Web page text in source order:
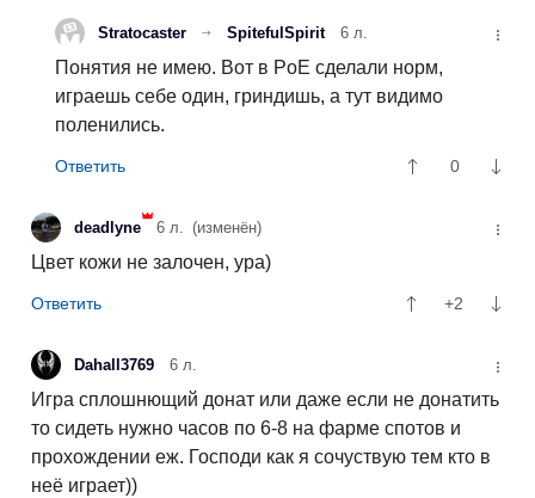
Stratocaster SpitefulSpirit 6 л.
Понятия не имею. Вот в PoE сделали норм,
играешь себе один, гриндишь, а тут видимо
поленились.
0
deadlyne 6 л. (изменён)
Цвет кожи не залочен, ура)
+2
Dahall3769 6 л.
Игра сплошнющий донат или даже если не донатить
то сидеть нужно часов по 6-8 на фарме спотов и
прохождении еж. Господи как я сочуствую тем кто в
неё играет))